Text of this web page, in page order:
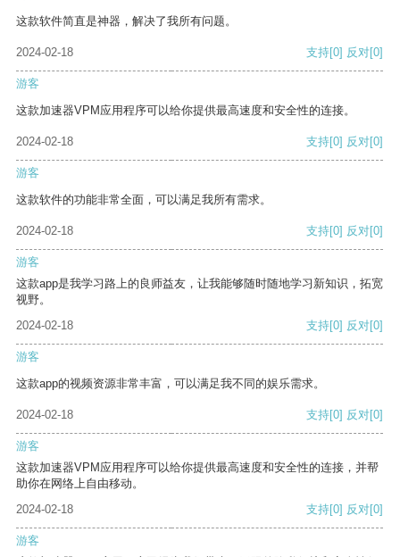
这款软件简直是神器，解决了我所有问题。
2024-02-18 支持[0] 反对[0]
游客
这款加速器VPM应用程序可以给你提供最高速度和安全性的连接。
2024-02-18 支持[0] 反对[0]
游客
这款软件的功能非常全面，可以满足我所有需求。
2024-02-18 支持[0] 反对[0]
游客
这款app是我学习路上的良师益友，让我能够随时随地学习新知识，拓宽
视野。
2024-02-18
支持[0] 反对[0]
游客
这款app的视频资源非常丰富，可以满足我不同的娱乐需求。
2024-02-18 支持[0] 反对[0]
游客
这款加速器VPM应用程序可以给你提供最高速度和安全性的连接，并帮
助你在网络上自由移动。
2024-02-18
支持[0] 反对[0]
游客